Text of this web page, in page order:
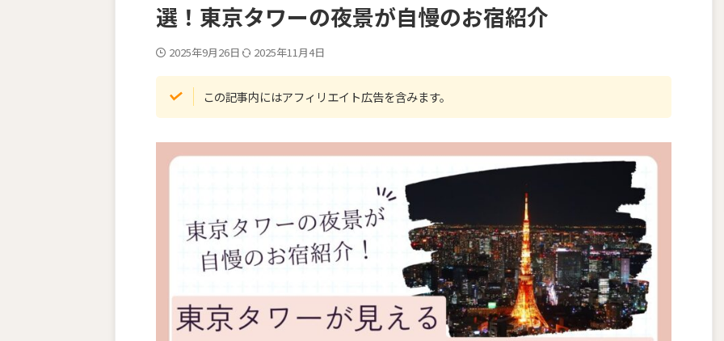
選！東京タワーの夜景が自慢のお宿紹介
2025年9月26日 2025年11月4日
この記事内にはアフィリエイト広告を含みます。